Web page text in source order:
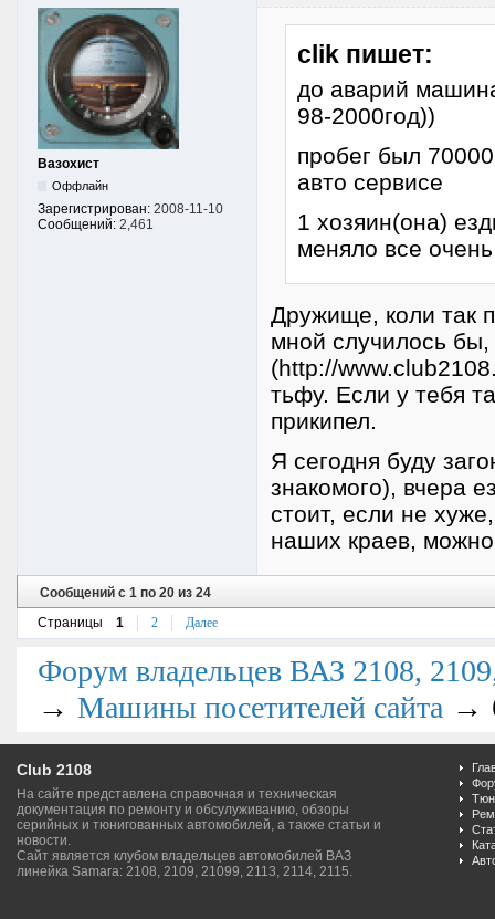
Вазохист
Оффлайн
Зарегистрирован: 2008-11-10
Сообщений: 2,461
clik пишет:
до аварий
98-2000год))
пробег был
авто сервисе
1 хозяин(она)
меняло все
Дружище, коли так
мной случилось
(http://
тьфу. Если у тебя
прикипел.
Я сегодня буду
знакомого), вчера
стоит, если не
наших краев,
Сообщений с 1 по 20 из 24
Страницы
1 2 Далее
Форум владельцев ВАЗ 2108,
→ Машины посетителей сайта →
Club 2108
На сайте представлена справочная и техническая
документация по ремонту и обсулуживанию, обзоры
серийных и тюнигованных автомобилей, а также статьи и
новости.
Сайт является клубом владельцев автомобилей ВАЗ
линейка Samara: 2108, 2109, 21099, 2113, 2114, 2115.